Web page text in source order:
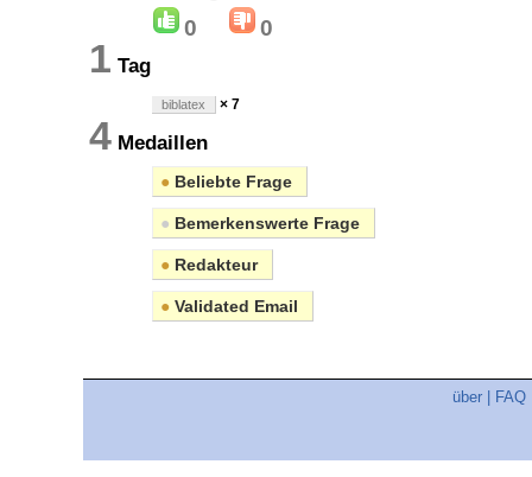
0 0
1 Tag
biblatex × 7
4 Medaillen
● Beliebte Frage
● Bemerkenswerte Frage
● Redakteur
● Validated Email
über FAQ